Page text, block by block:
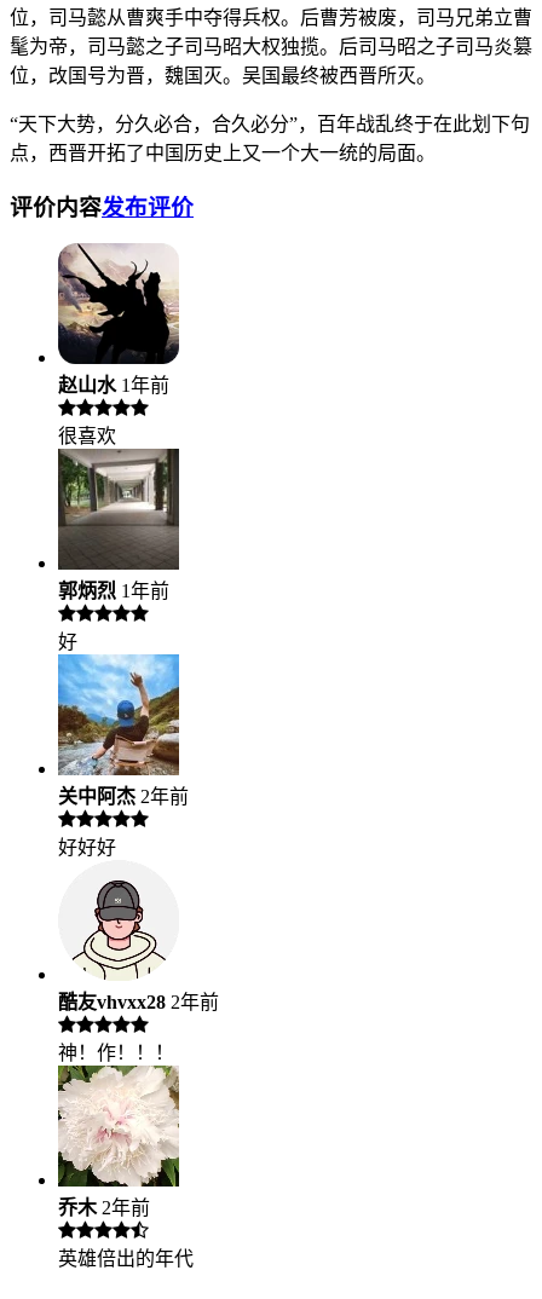
位，司马懿从曹爽手中夺得兵权。后曹芳被废，司马兄弟立曹
髦为帝，司马懿之子司马昭大权独揽。后司马昭之子司马炎篡
位，改国号为晋，魏国灭。吴国最终被西晋所灭。
“天下大势，分久必合，合久必分”，百年战乱终于在此划下句
点，西晋开拓了中国历史上又一个大一统的局面。
评价内容发布评价
赵山水 1年前
很喜欢
郭炳烈 1年前
好
关中阿杰 2年前
好好好
酷友vhvxx28 2年前
神！作！！！
乔木 2年前
英雄倍出的年代